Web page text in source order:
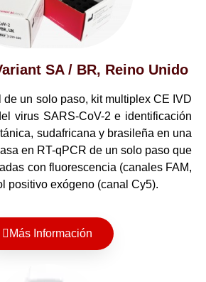
SA / BR, Reino Unido
de un solo paso, kit multiplex CE IVD
virus SARS-CoV-2 e identificación
sudafricana y brasileña en una
en RT-qPCR de un solo paso que
con fluorescencia (canales FAM,
positivo exógeno (canal Cy5).
Más Información